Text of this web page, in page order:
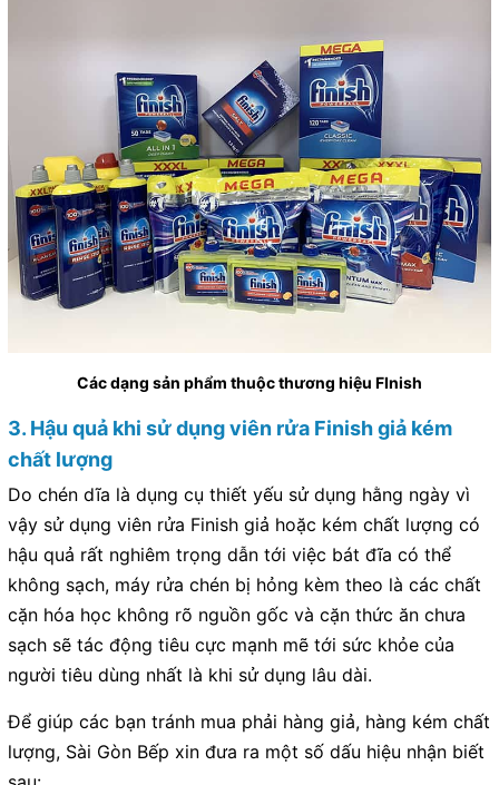
Các dạng sản phẩm thuộc thương hiệu FInish
3. Hậu quả khi sử dụng viên rửa Finish giả kém
chất lượng
Do chén dĩa là dụng cụ thiết yếu sử dụng hằng ngày vì
vậy sử dụng viên rửa Finish giả hoặc kém chất lượng có
hậu quả rất nghiêm trọng dẫn tới việc bát đĩa có thể
không sạch, máy rửa chén bị hỏng kèm theo là các chất
cặn hóa học không rõ nguồn gốc và cặn thức ăn chưa
sạch sẽ tác động tiêu cực mạnh mẽ tới sức khỏe của
người tiêu dùng nhất là khi sử dụng lâu dài.
Để giúp các bạn tránh mua phải hàng giả, hàng kém chất
lượng, Sài Gòn Bếp xin đưa ra một số dấu hiệu nhận biết